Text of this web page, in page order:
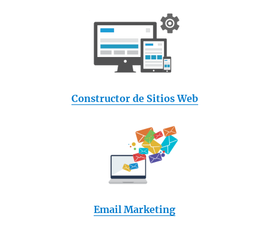
Constructor de Sitios Web
Email Marketing